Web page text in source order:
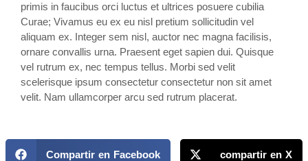
primis in faucibus orci luctus et ultrices posuere cubilia
Curae; Vivamus eu ex eu nisl pretium sollicitudin vel
aliquam ex. Integer sem nisl, auctor nec magna facilisis,
ornare convallis urna. Praesent eget sapien dui. Quisque
vel rutrum ex, nec tempus tellus. Morbi sed velit
scelerisque ipsum consectetur consectetur non sit amet
velit. Nam ullamcorper arcu sed rutrum placerat.
Compartir en Facebook compartir en X